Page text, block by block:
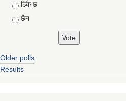
ठिकै छ
छैन
Older polls
Results